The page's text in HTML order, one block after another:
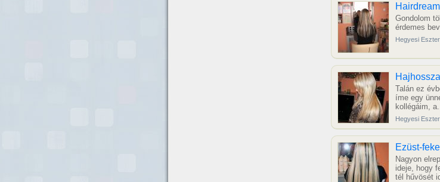
Gondolom
érdemes
Hegyesi Eszter
Talán ez
íme egy
kollégáim, a...
Hegyesi Eszter
Ezüst-
Nagyon
ideje, hogy
tél hűvösét